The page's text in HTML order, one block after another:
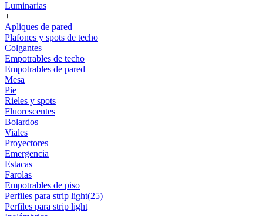
Luminarias
+
Apliques de pared
Plafones y spots de techo
Colgantes
Empotrables de techo
Empotrables de pared
Mesa
Pie
Rieles y spots
Fluorescentes
Bolardos
Viales
Proyectores
Emergencia
Estacas
Farolas
Empotrables de piso
Perfiles para strip light(25)
Perfiles para strip light